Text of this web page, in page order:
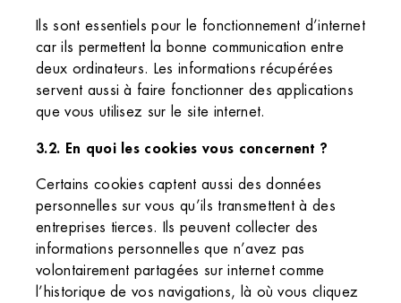
Ils sont essentiels pour le fonctionnement d’internet
car ils permettent la bonne communication entre
deux ordinateurs. Les informations récupérées
servent aussi à faire fonctionner des applications
que vous utilisez sur le site internet.
3.2. En quoi les cookies vous concernent ?
Certains cookies captent aussi des données
personnelles sur vous qu’ils transmettent à des
entreprises tierces. Ils peuvent collecter des
informations personnelles que n’avez pas
volontairement partagées sur internet comme
l’historique de vos navigations, là où vous cliquez